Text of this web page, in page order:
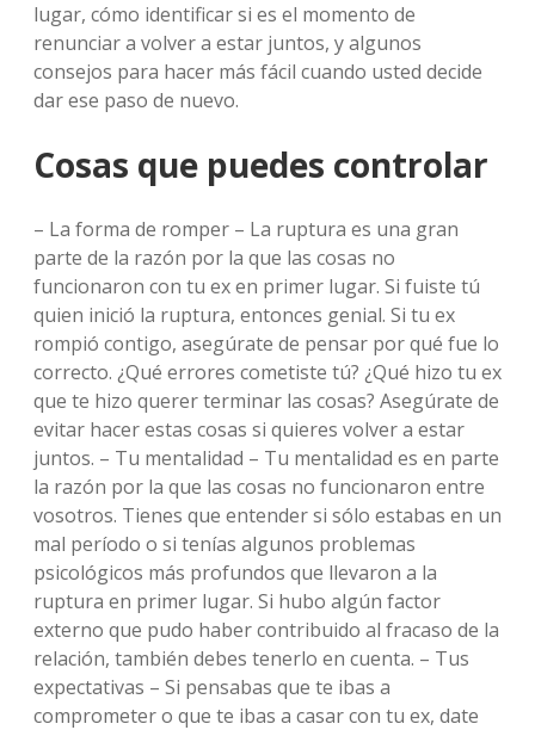
lugar, cómo identificar si es el momento de
renunciar a volver a estar juntos, y algunos
consejos para hacer más fácil cuando usted decide
dar ese paso de nuevo.
Cosas que puedes controlar
– La forma de romper – La ruptura es una gran
parte de la razón por la que las cosas no
funcionaron con tu ex en primer lugar. Si fuiste tú
quien inició la ruptura, entonces genial. Si tu ex
rompió contigo, asegúrate de pensar por qué fue lo
correcto. ¿Qué errores cometiste tú? ¿Qué hizo tu ex
que te hizo querer terminar las cosas? Asegúrate de
evitar hacer estas cosas si quieres volver a estar
juntos. – Tu mentalidad – Tu mentalidad es en parte
la razón por la que las cosas no funcionaron entre
vosotros. Tienes que entender si sólo estabas en un
mal período o si tenías algunos problemas
psicológicos más profundos que llevaron a la
ruptura en primer lugar. Si hubo algún factor
externo que pudo haber contribuido al fracaso de la
relación, también debes tenerlo en cuenta. – Tus
expectativas – Si pensabas que te ibas a
comprometer o que te ibas a casar con tu ex, date